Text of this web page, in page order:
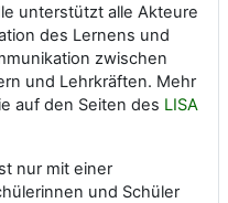
unterstützt alle Akteure
des Lernens und
zwischen
und Lehrkräften. Mehr
auf den Seiten des LISA
nur mit einer
und Schüler